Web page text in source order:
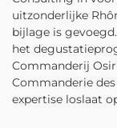
uitzonderlijke
bijlage is
het
Commanderij
Commanderie
expertise loslaat